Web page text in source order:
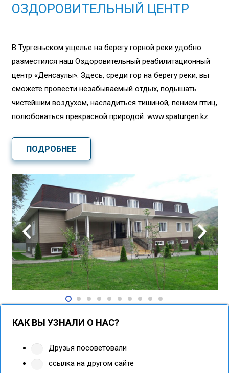
ОЗДОРОВИТЕЛЬНЫЙ ЦЕНТР
В Тургеньском ущелье на берегу горной реки удобно
разместился наш Оздоровительный реабилитационный
центр «Денсаулық». Здесь, среди гор на берегу реки, вы
сможете провести незабываемый отдых, подышать
чистейшим воздухом, насладиться тишиной, пением птиц,
полюбоваться прекрасной природой. www.spaturgen.kz
ПОДРОБНЕЕ
КАК ВЫ УЗНАЛИ О НАС?
Друзья посоветовали
ссылка на другом сайте